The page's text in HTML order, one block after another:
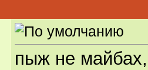
пыж не